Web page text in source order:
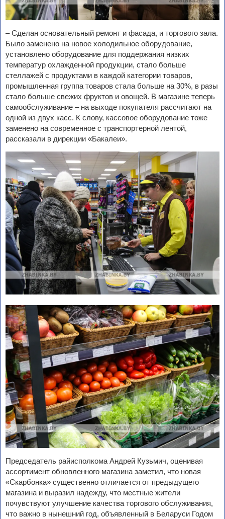
– Сделан основательный ремонт и фасада, и торгового зала.
Было заменено на новое холодильное оборудование,
установлено оборудование для поддержания низких
температур охлажденной продукции, стало больше
стеллажей с продуктами в каждой категории товаров,
промышленная группа товаров стала больше на 30%, в разы
стало больше свежих фруктов и овощей. В магазине теперь
самообслуживание – на выходе покупателя рассчитают на
одной из двух касс. К слову, кассовое оборудование тоже
заменено на современное с транспортерной лентой,
рассказали в дирекции «Бакалеи».
Председатель райисполкома Андрей Кузьмич, оценивая
ассортимент обновленного магазина заметил, что новая
«Скарбонка» существенно отличается от предыдущего
магазина и выразил надежду, что местные жители
почувствуют улучшение качества торгового обслуживания,
что важно в нынешний год, объявленный в Беларуси Годом